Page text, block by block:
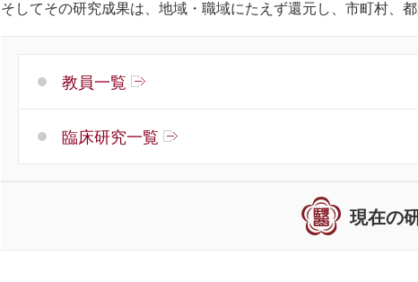
そしてその研究成果は、地域・職域にたえず還元し、市町村、
教員一覧
臨床研究一覧
現在の